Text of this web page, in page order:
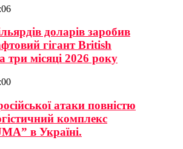
доларів заробив
гігант British
три місяці 2026 року
атаки повністю
комплекс
в Україні.